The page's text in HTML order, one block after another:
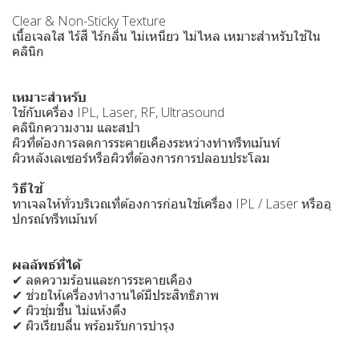
Clear & Non-Sticky Texture
เนื้อเจลใส ไร้สี ไร้กลิ่น ไม่เหนียว ไม่ไหล เหมาะสำหรับใช้ใน
คลินิก
เหมาะสำหรับ
ใช้กับเครื่อง IPL, Laser, RF, Ultrasound
คลินิกความงาม และสปา
ผิวที่ต้องการลดการระคายเคืองระหว่างทำทรีทเม้นท์
ผิวหลังเลเซอร์หรือผิวที่ต้องการการปลอบประโลม
วิธีใช้
ทาเจลให้ทั่วบริเวณที่ต้องการก่อนใช้เครื่อง IPL / Laser หรืออุ
ปกรณ์ทรีทเม้นท์
ผลลัพธ์ที่ได้
✔ ลดความร้อนและการระคายเคือง
✔ ช่วยให้เครื่องทำงานได้มีประสิทธิภาพ
✔ ผิวชุ่มชื้น ไม่แห้งตึง
✔ ผิวเรียบลื่น พร้อมรับการบำรุง